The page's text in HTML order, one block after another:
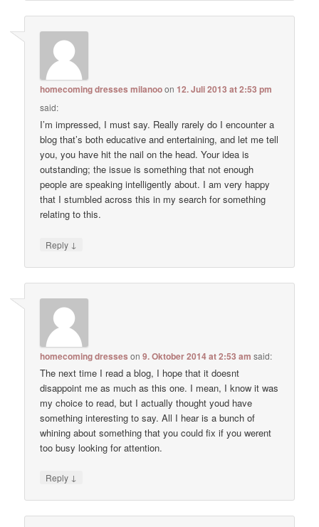
homecoming dresses milanooon12. Juli 2013 at 2:53 pm
said:
I’m impressed, I must say. Really rarely do I encounter a
blog that’s both educative and entertaining, and let me tell
you, you have hit the nail on the head. Your idea is
outstanding; the issue is something that not enough
people are speaking intelligently about. I am very happy
that I stumbled across this in my search for something
relating to this.
Reply ↓
homecoming dresses on9. Oktober 2014 at 2:53 am said:
The next time I read a blog, I hope that it doesnt
disappoint me as much as this one. I mean, I know it was
my choice to read, but I actually thought youd have
something interesting to say. All I hear is a bunch of
whining about something that you could fix if you werent
too busy looking for attention.
Reply ↓